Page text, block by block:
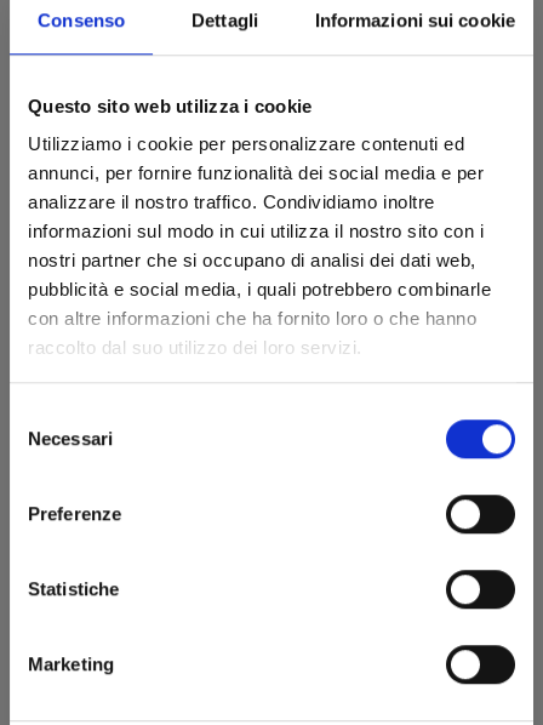
Consenso Dettagli Informazioni sui cookie
Questo sito web utilizza i cookie
Utilizziamo i cookie per personalizzare contenuti ed
annunci, per fornire funzionalità dei social media e per
analizzare il nostro traffico. Condividiamo inoltre
informazioni sul modo in cui utilizza il nostro sito con i
nostri partner che si occupano di analisi dei dati web,
pubblicità e social media, i quali potrebbero combinarle
con altre informazioni che ha fornito loro o che hanno
raccolto dal suo utilizzo dei loro servizi.
delNecessari
Preferenze
Statistiche
Marketing
ONE PIECE NEW EDITION n. 29